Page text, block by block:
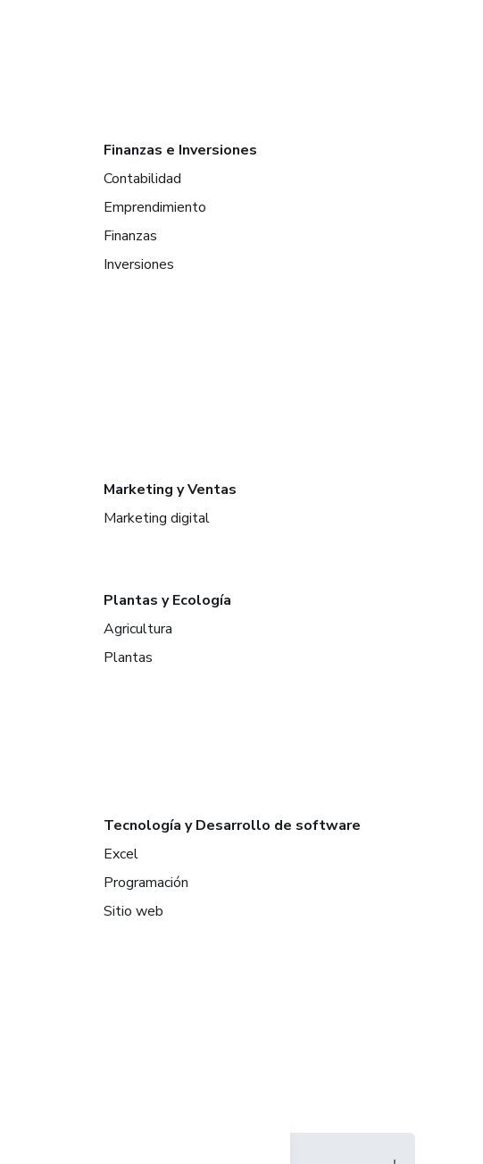
Finanzas e Inversiones
Contabilidad
Emprendimiento
Finanzas
Inversiones
Marketing y Ventas
Marketing digital
Plantas y Ecología
Agricultura
Plantas
Tecnología y Desarrollo de software
Excel
Programación
Sitio web